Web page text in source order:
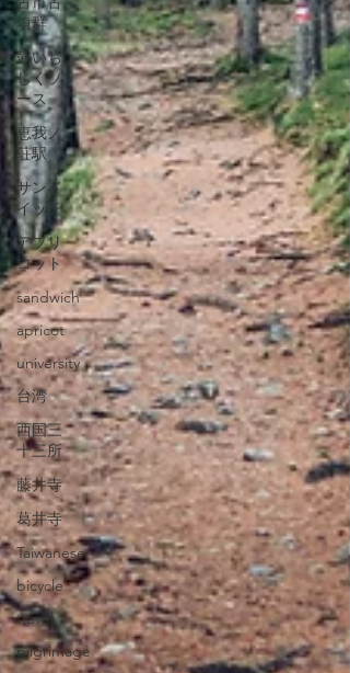
墳群
鼓いち
じくソ
ース
恵我ノ
荘駅
サンド
イッチ
アプリ
コット
sandwich
apricot
university
台湾
西国三
十三所
藤井寺
葛井寺
Taiwanese
bicycle
travel
pilgrimage